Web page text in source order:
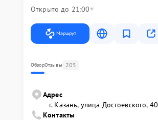
Открыто до 21:00
Маршрут
ОбзорОтзывы 205
Адрес
г. Казань, улица Достоевского, 40
Контакты